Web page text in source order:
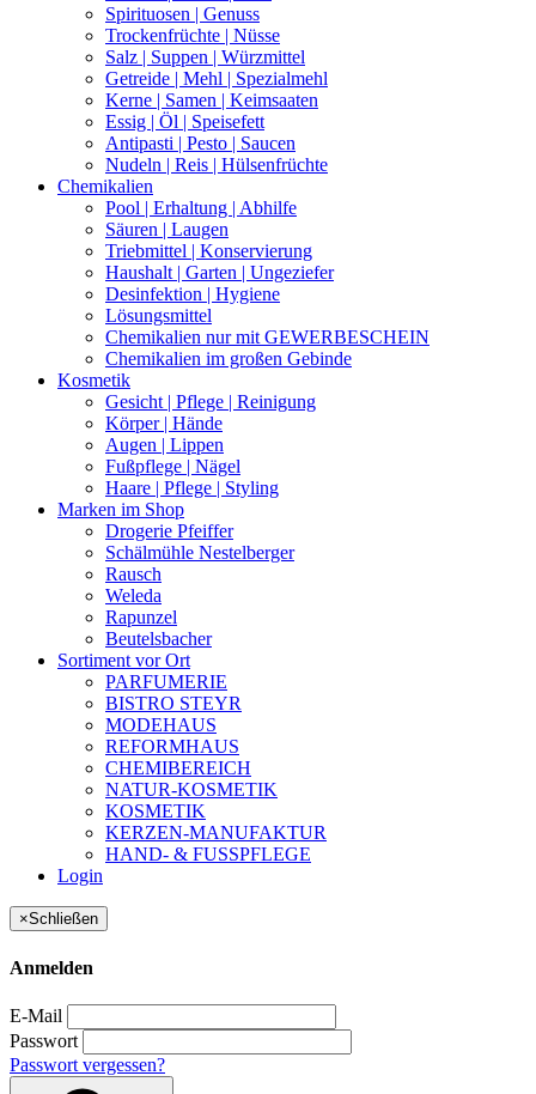
Spirituosen | Genuss
Trockenfrüchte | Nüsse
Salz | Suppen | Würzmittel
Getreide | Mehl | Spezialmehl
Kerne | Samen | Keimsaaten
Essig | Öl | Speisefett
Antipasti | Pesto | Saucen
Nudeln | Reis | Hülsenfrüchte
Chemikalien
Pool | Erhaltung | Abhilfe
Säuren | Laugen
Triebmittel | Konservierung
Haushalt | Garten | Ungeziefer
Desinfektion | Hygiene
Lösungsmittel
Chemikalien nur mit GEWERBESCHEIN
Chemikalien im großen Gebinde
Kosmetik
Gesicht | Pflege | Reinigung
Körper | Hände
Augen | Lippen
Fußpflege | Nägel
Haare | Pflege | Styling
Marken im Shop
Drogerie Pfeiffer
Schälmühle Nestelberger
Rausch
Weleda
Rapunzel
Beutelsbacher
Sortiment vor Ort
PARFUMERIE
BISTRO STEYR
MODEHAUS
REFORMHAUS
CHEMIBEREICH
NATUR-KOSMETIK
KOSMETIK
KERZEN-MANUFAKTUR
HAND- & FUSSPFLEGE
Login
×Schließen
Anmelden
E-Mail
Passwort
Passwort vergessen?